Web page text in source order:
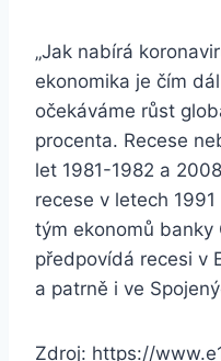
„Jak nabírá
ekonomika je čím
očekáváme růst
procenta. Recese
let 1981-1982 a
recese v letech
tým ekonomů banky
předpovídá recesi v
a patrně i ve
Zdroj: https://